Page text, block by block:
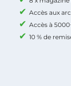
Accès aux
Accès à
10 % de